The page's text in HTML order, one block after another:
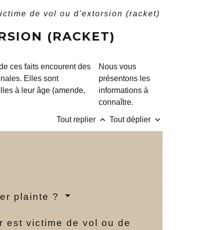
de vol ou d'extorsion (racket)
(RACKET)
ces faits encourent des
Elles sont
à leur âge (amende,
Nous vous
présentons les
informations à
connaître.
Tout replier keyboard_arrow_up Tout déplier keyboard_arrow_down
plainte ?
est victime de vol ou de